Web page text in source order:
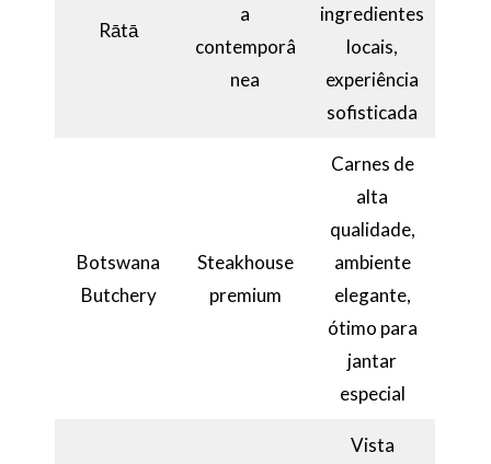
Rātā
a
contemporâ
nea
ingredientes
locais,
experiência
sofisticada
Botswana
Butchery
Steakhouse
premium
Carnes de
alta
qualidade,
ambiente
elegante,
ótimo para
jantar
especial
Vista